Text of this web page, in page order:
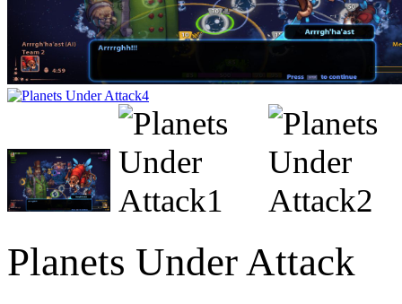
Planets Under Attack